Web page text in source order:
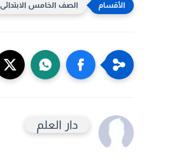
الصف الخامس الابتدائى
دار العلم